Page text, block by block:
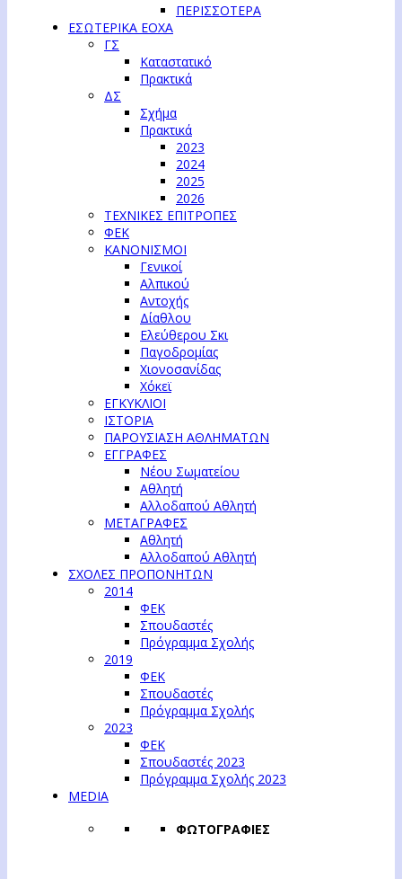
ΠΕΡΙΣΣΟΤΕΡΑ
ΕΣΩΤΕΡΙΚΑ ΕΟΧΑ
ΓΣ
Καταστατικό
Πρακτικά
ΔΣ
Σχήμα
Πρακτικά
2023
2024
2025
2026
ΤΕΧΝΙΚΕΣ ΕΠΙΤΡΟΠΕΣ
ΦΕΚ
ΚΑΝΟΝΙΣΜΟΙ
Γενικοί
Αλπικού
Αντοχής
Δίαθλου
Ελεύθερου Σκι
Παγοδρομίας
Χιονοσανίδας
Χόκεϊ
ΕΓΚΥΚΛΙΟΙ
ΙΣΤΟΡΙΑ
ΠΑΡΟΥΣΙΑΣΗ ΑΘΛΗΜΑΤΩΝ
ΕΓΓΡΑΦΕΣ
Νέου Σωματείου
Αθλητή
Αλλοδαπού Αθλητή
ΜΕΤΑΓΡΑΦΕΣ
Αθλητή
Αλλοδαπού Αθλητή
ΣΧΟΛΕΣ ΠΡΟΠΟΝΗΤΩΝ
2014
ΦΕΚ
Σπουδαστές
Πρόγραμμα Σχολής
2019
ΦΕΚ
Σπουδαστές
Πρόγραμμα Σχολής
2023
ΦΕΚ
Σπουδαστές 2023
Πρόγραμμα Σχολής 2023
MEDIA
ΦΩΤΟΓΡΑΦΙΕΣ